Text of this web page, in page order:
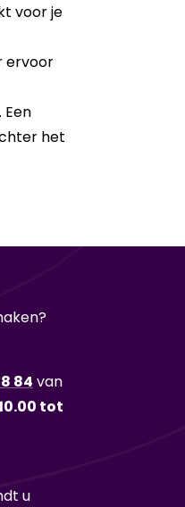
voor je
ervoor
het
84 van
tot
u